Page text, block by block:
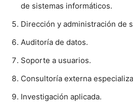
de sistemas informáticos.
Dirección y administración de
Auditoría de datos.
Soporte a usuarios.
Consultoría externa
Investigación aplicada.